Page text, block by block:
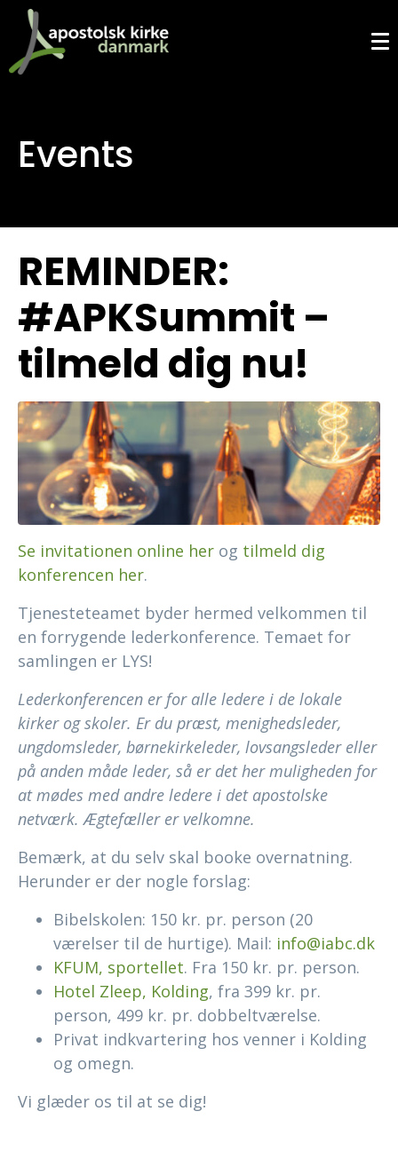
Events
REMINDER:
#APKSummit –
tilmeld dig nu!
Se invitationen online her og tilmeld dig
konferencen her.
Tjenesteteamet byder hermed velkommen til
en forrygende lederkonference. Temaet for
samlingen er LYS!
Lederkonferencen er for alle ledere i de lokale
kirker og skoler. Er du præst, menighedsleder,
ungdomsleder, børnekirkeleder, lovsangsleder eller
på anden måde leder, så er det her muligheden for
at mødes med andre ledere i det apostolske
netværk. Ægtefæller er velkomne.
Bemærk, at du selv skal booke overnatning.
Herunder er der nogle forslag:
Bibelskolen: 150 kr. pr. person (20
værelser til de hurtige). Mail: info@iabc.dk
KFUM, sportellet. Fra 150 kr. pr. person.
Hotel Zleep, Kolding, fra 399 kr. pr.
person, 499 kr. pr. dobbeltværelse.
Privat indkvartering hos venner i Kolding
og omegn.
Vi glæder os til at se dig!